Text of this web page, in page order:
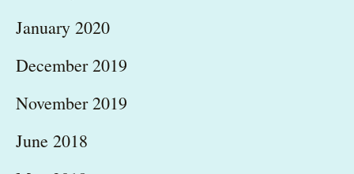
January 2020
December 2019
November 2019
June 2018